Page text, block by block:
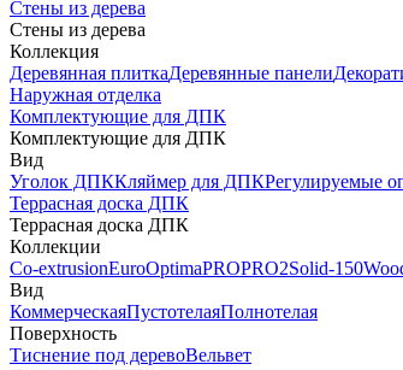
Стены из дерева
Стены из дерева
Коллекция
Деревянная плиткаДеревянные панели
Наружная отделка
Комплектующие для ДПК
Комплектующие для ДПК
Вид
Уголок ДПККляймер для ДПКРегулируемые
Террасная доска ДПК
Террасная доска ДПК
Коллекции
Co-extrusionEuroOptimaPROPRO2Solid-150
Вид
КоммерческаяПустотелаяПолнотелая
Поверхность
Тиснение под деревоВельвет